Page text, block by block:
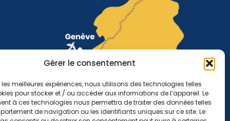
Gérer le consentement
les meilleures expériences, nous utilisons des technologies telles
pour stocker et / ou accéder aux informations de l’appareil. Le
à ces technologies nous permettra de traiter des données telles
de navigation ou les identifiants uniques sur ce site. Le